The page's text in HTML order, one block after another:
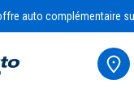
auto complémentaire